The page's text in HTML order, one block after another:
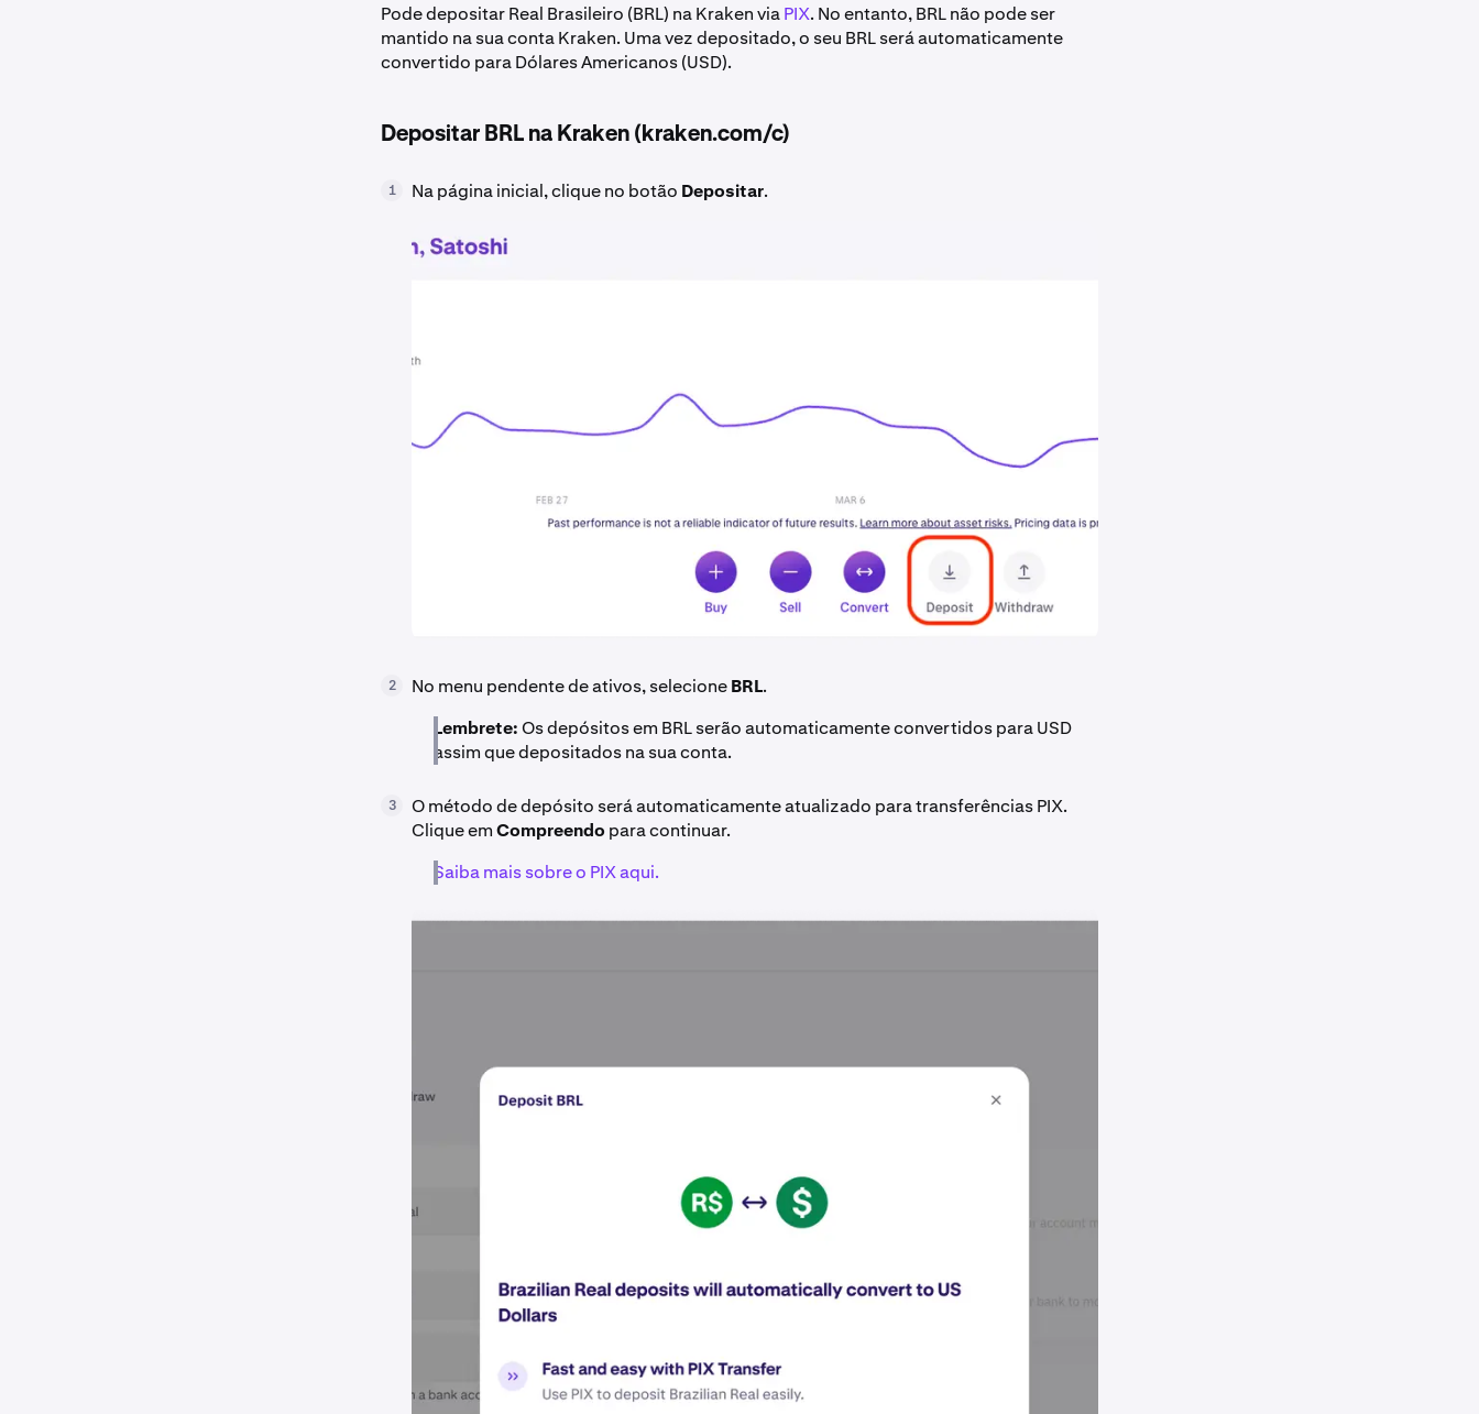
Pode depositar Real Brasileiro (BRL) na Kraken viaPIX. No entanto, BRL não pode ser
mantido na sua conta Kraken. Uma vez depositado, o seu BRL será automaticamente
convertido para Dólares Americanos (USD).
Depositar BRL na Kraken (kraken.com/c)
1 Na página inicial, clique no botão Depositar.
2 No menu pendente de ativos, selecioneBRL.
Lembrete:Os depósitos em BRL serão automaticamente convertidos para USD
assim que depositados na sua conta.
3
O método de depósito será automaticamente atualizado para transferências PIX.
Clique emCompreendo para continuar.
Saiba mais sobre o PIX aqui.